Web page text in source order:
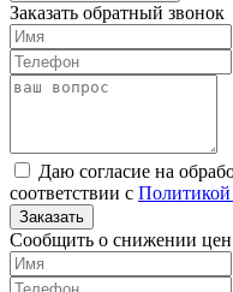
Заказать обратный звонок
Даю согласие на
соответствии с Политикой
Заказать
Сообщить о снижении цен